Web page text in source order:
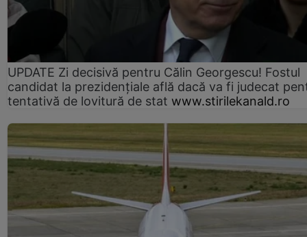
UPDATE Zi decisivă pentru Călin Georgescu! Fostul
candidat la prezidențiale află dacă va fi judecat
tentativă de lovitură de stat www.stirilekanald.ro